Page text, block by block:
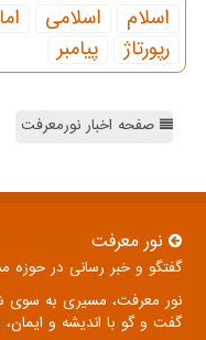
اسلام اسلامی
رپورتاژ
پیامبر
صفحه اخبار نورمعرفت
نور معرفت
گفتگو و خبر رسانی در حوزه
نور معرفت، مسیری به سوی
گفت و گو با اندیشه و